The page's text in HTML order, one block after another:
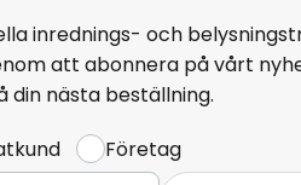
inrednings- och
att abonnera på vårt
din nästa beställning.
Företag